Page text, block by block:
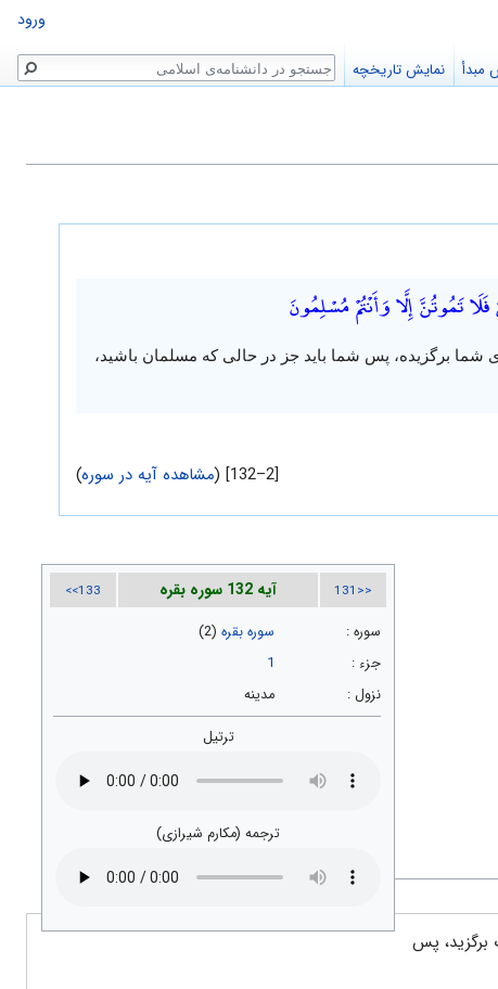
تَمُوتُنَّ إِلَّا وَأَنْتُمْ مُسْلِمُونَ
شما برگزیده، پس شما باید جز در حالی که مسلمان باشید،
[2–132] ( مشاهده آیه در سوره)
<<131 آیه 132 سوره بقره 133>>
سوره : سوره بقره(2)
جزء :
1
نزول :
مدینه
ترتیل
ترجمه (مکارم شیرازی)
برگزید، پس
ورود
مبدأ نمایش تاریخچه جستجو